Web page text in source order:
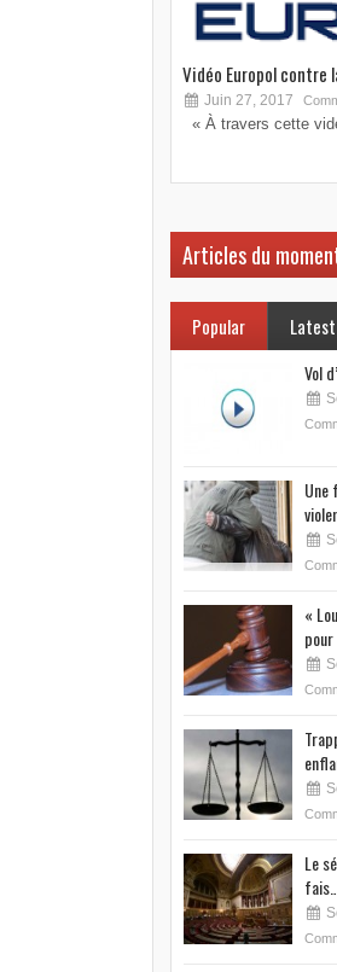
Vidéo Europol contre
Juin 27, 2017
« À travers cette
Articles du
Popular Latest
Vol
Une
«
pour
Le
fais…